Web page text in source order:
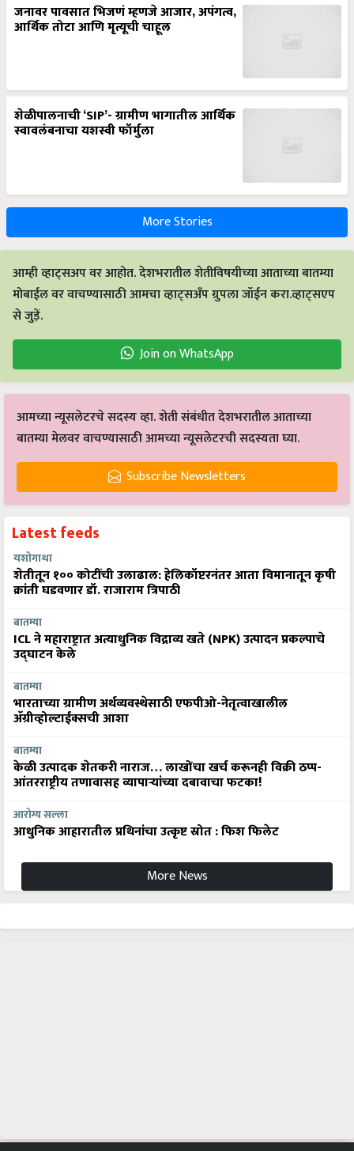
जनावर पावसात भिजणं म्हणजे आजार, अपंगत्व,
आर्थिक तोटा आणि मृत्यूची चाहूल
शेळीपालनाची ‘SIP’- ग्रामीण भागातील आर्थिक
स्वावलंबनाचा यशस्वी फॉर्मुला
More Stories
आम्ही व्हाट्सअप वर आहोत. देशभरातील शेतीविषयीच्या आताच्या बातम्या
मोबाईल वर वाचण्यासाठी आमचा व्हाट्सअँप ग्रुपला जॉईन करा.व्हाट्सएप
से जुड़ें.
Join on WhatsApp
आमच्या न्यूसलेटरचे सदस्य व्हा. शेती संबंधीत देशभरातील आताच्या
बातम्या मेलवर वाचण्यासाठी आमच्या न्यूसलेटरची सदस्यता घ्या.
Subscribe Newsletters
Latest feeds
यशोगाथा
शेतीतून १०० कोटींची उलाढाल: हेलिकॉप्टरनंतर आता विमानातून कृषी
क्रांती घडवणार डॉ. राजाराम त्रिपाठी
बातम्या
ICL ने महाराष्ट्रात अत्याधुनिक विद्राव्य खते (NPK) उत्पादन प्रकल्पाचे
उद्घाटन केले
बातम्या
भारताच्या ग्रामीण अर्थव्यवस्थेसाठी एफपीओ-नेतृत्वाखालील
अ‍ॅग्रीव्होल्टाईक्सची आशा
बातम्या
केळी उत्पादक शेतकरी नाराज… लाखोंचा खर्च करूनही विक्री ठप्प-
आंतरराष्ट्रीय तणावासह व्यापाऱ्यांच्या दबावाचा फटका!
आरोग्य सल्ला
आधुनिक आहारातील प्रथिनांचा उत्कृष्ट स्रोत : फिश फिलेट
More News